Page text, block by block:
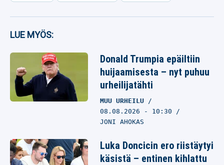
LUE MYÖS:
Donald Trumpia epäiltiin
huijaamisesta – nyt puhuu
urheilijatähti
MUU URHEILU
08.08.2026 - 10:30
JONI AHOKAS
Luka Doncicin ero riistäytyi
käsistä – entinen kihlattu